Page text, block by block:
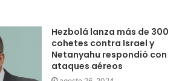
Hezbolá lanza más de 300
cohetes contra Israel y
Netanyahu respondió con
ataques aéreos